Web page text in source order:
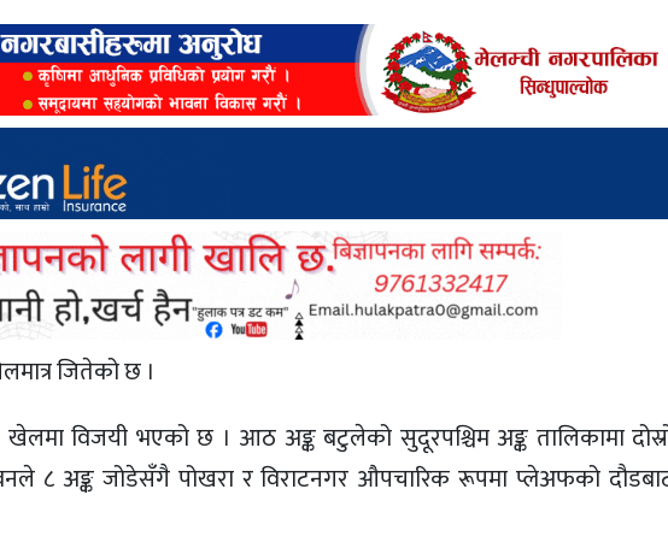
जितेको छ ।
विजयी भएको छ । आठ अङ्क बटुलेको सुदूरपश्चिम अङ्क तालिकामा
८ अङ्क जोडेसँगै पोखरा र विराटनगर औपचारिक रूपमा प्लेअफको